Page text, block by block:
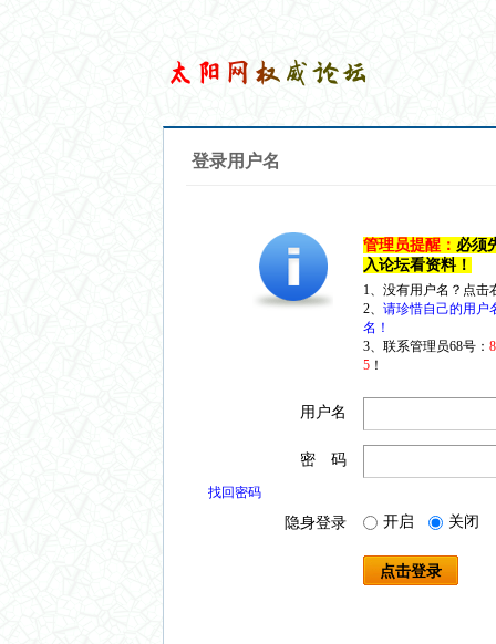
登录用户名
管理员提醒： 必须
入论坛看资料！
1、没有用户名？点
2、 请珍惜自己的用户
名！
3、联系管理员68号：
5 ！
用户名
密 码
找回密码
隐身登录 开启 关闭
点击登录